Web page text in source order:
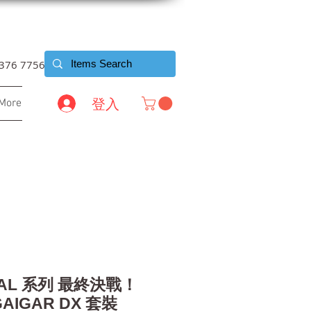
7756
登入
系列 最終決戰！
DX 套裝